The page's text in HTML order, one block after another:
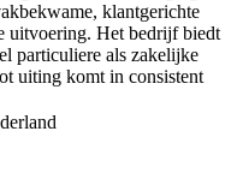
klantgerichte
uitvoering. Het bedrijf biedt
particuliere als zakelijke
uiting komt in consistent